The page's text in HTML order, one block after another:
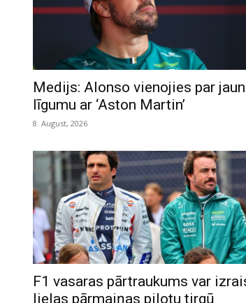
Medijs: Alonso vienojies par
līgumu ar ‘Aston Martin’
8. August, 2026
F1 vasaras pārtraukums var
lielas pārmaiņas pilotu tirgū